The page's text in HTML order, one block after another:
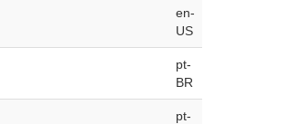
en-
US
pt-
BR
pt-